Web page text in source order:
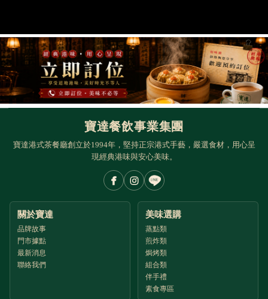
寶達餐飲事業集團
寶達港式茶餐廳創立於1994年，堅持正宗港式手藝，嚴選食材，用心呈
現經典港味與安心美味。
關於寶達
品牌故事
門市據點
最新消息
聯絡我們
美味選購
蒸點類
煎炸類
焗烤類
組合類
伴手禮
素食專區